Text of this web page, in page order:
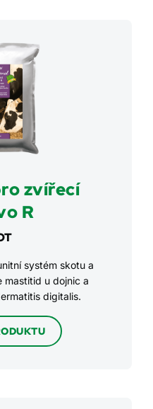
zvířecí
R
systém skotu a
mastitid u dojnic a
digitalis.